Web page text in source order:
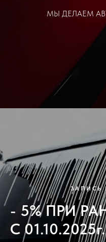
МЫ ДЕЛАЕМ
ЗАПИСЬ
- 5% ПРИ
С 01.10.2025г.